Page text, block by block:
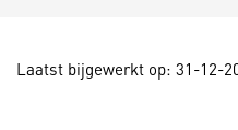
Laatst bijgewerkt op: 31-12-